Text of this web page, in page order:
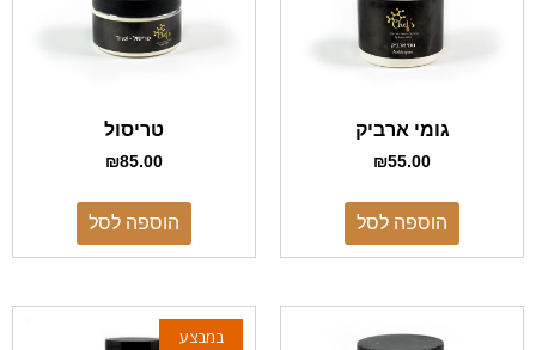
גומי ארביק
₪55.00
הוספה לסל
טריסול
₪85.00
הוספה לסל
במבצע